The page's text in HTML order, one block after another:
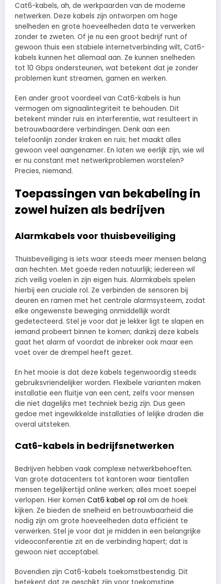
Cat6-kabels, ah, de werkpaarden van de moderne
netwerken. Deze kabels zijn ontworpen om hoge
snelheden en grote hoeveelheden data te verwerken
zonder te zweten. Of je nu een groot bedrijf runt of
gewoon thuis een stabiele internetverbinding wilt, Cat6-
kabels kunnen het allemaal aan. Ze kunnen snelheden
tot 10 Gbps ondersteunen, wat betekent dat je zonder
problemen kunt streamen, gamen en werken.
Een ander groot voordeel van Cat6-kabels is hun
vermogen om signaalintegriteit te behouden. Dit
betekent minder ruis en interferentie, wat resulteert in
betrouwbaardere verbindingen. Denk aan een
telefoonlijn zonder kraken en ruis; het maakt alles
gewoon veel aangenamer. En laten we eerlijk zijn, wie wil
er nu constant met netwerkproblemen worstelen?
Precies, niemand.
Toepassingen van bekabeling in
zowel huizen als bedrijven
Alarmkabels voor thuisbeveiliging
Thuisbeveiliging is iets waar steeds meer mensen belang
aan hechten. Met goede reden natuurlijk; iedereen wil
zich veilig voelen in zijn eigen huis. Alarmkabels spelen
hierbij een cruciale rol. Ze verbinden de sensoren bij
deuren en ramen met het centrale alarmsysteem, zodat
elke ongewenste beweging onmiddellijk wordt
gedetecteerd. Stel je voor dat je lekker ligt te slapen en
iemand probeert binnen te komen; dankzij deze kabels
gaat het alarm af voordat de inbreker ook maar een
voet over de drempel heeft gezet.
En het mooie is dat deze kabels tegenwoordig steeds
gebruiksvriendelijker worden. Flexibele varianten maken
installatie een fluitje van een cent, zelfs voor mensen
die niet dagelijks met techniek bezig zijn. Dus geen
gedoe met ingewikkelde installaties of lelijke draden die
overal uitsteken.
Cat6-kabels in bedrijfsnetwerken
Bedrijven hebben vaak complexe netwerkbehoeften.
Van grote datacenters tot kantoren waar tientallen
mensen tegelijkertijd online werken; alles moet soepel
verlopen. Hier komen Cat6 kabel op rol om de hoek
kijken. Ze bieden de snelheid en betrouwbaarheid die
nodig zijn om grote hoeveelheden data efficiënt te
verwerken. Stel je voor dat je midden in een belangrijke
videoconferentie zit en de verbinding hapert; dat is
gewoon niet acceptabel.
Bovendien zijn Cat6-kabels toekomstbestendig. Dit